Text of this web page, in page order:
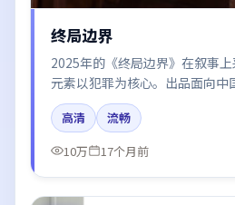
终局边界
2025年的《终局边界》在叙事
元素以犯罪为核心。出品面向中
迅、章子怡所饰角色推动关键反
论。
高清
流畅
10万
17个月前